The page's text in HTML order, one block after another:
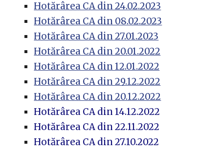
Hotărârea CA din 24.02.2023
Hotărârea CA din 08.02.2023
Hotărârea CA din 27.01.2023
Hotărârea CA din 20.01.2022
Hotărârea CA din 12.01.2022
Hotărârea CA din 29.12.2022
Hotărârea CA din 20.12.2022
Hotărârea CA din 14.12.2022
Hotărârea CA din 22.11.2022
Hotărârea CA din 27.10.2022